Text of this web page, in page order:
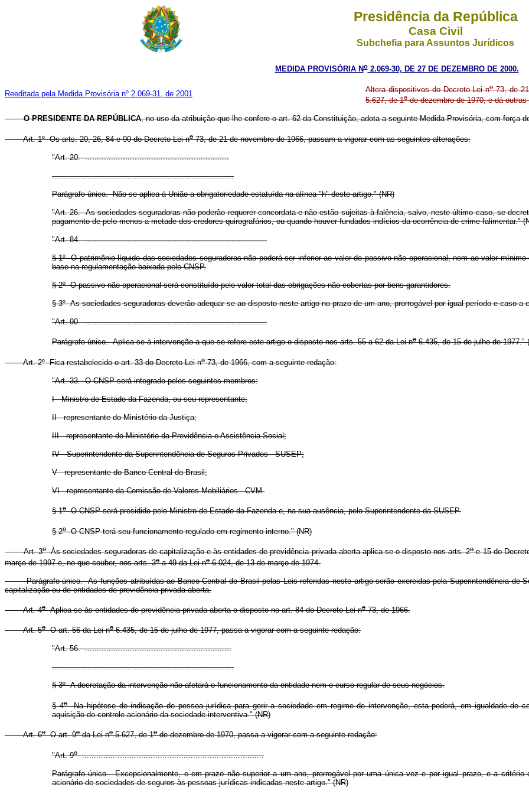
Presidência da República
Casa Civil
Subchefia para Assuntos Jurídicos
MEDIDA PROVISÓRIA No2.069-30, DE 27 DE DEZEMBRO DE 2000.
Reeditada pela Medida Provisória nº 2.069-31, de 2001
Altera dispositivos do Decreto-Lei no73, de 21
5.627, de 1ode dezembro de 1970, e dá outras
O PRESIDENTE DA REPÚBLICA, no uso da atribuição que lhe confere o art. 62 da Constituição, adota a seguinte Medida Provisória, com força
Art. 1ºOs arts. 20, 26, 84 e 90 do Decreto-Lei no73, de 21 de novembro de 1966, passam a vigorar com as seguintes alterações:
"Art. 20. .............................................................
.............................................................................
Parágrafo único. Não se aplica à União a obrigatoriedade estatuída na alínea "h" deste artigo." (NR)
"Art. 26. As sociedades seguradoras não poderão requerer concordata e não estão sujeitas à falência, salvo, neste último caso, se
pagamento de pelo menos a metade dos credores quirografários, ou quando houver fundados indícios da ocorrência de crime falimentar."
"Art. 84. .............................................................................
§ 1ºO patrimônio líquido das sociedades seguradoras não poderá ser inferior ao valor do passivo não operacional, nem ao valor
base na regulamentação baixada pelo CNSP.
§ 2ºO passivo não operacional será constituído pelo valor total das obrigações não cobertas por bens garantidores.
§ 3ºAs sociedades seguradoras deverão adequar-se ao disposto neste artigo no prazo de um ano, prorrogável por igual período e caso a
"Art. 90. .............................................................................
Parágrafo único. Aplica-se à intervenção a que se refere este artigo o disposto nos arts. 55 a 62 da Lei no6.435, de 15 de julho de 1977."
Art. 2ºFica restabelecido o art. 33 do Decreto-Lei no73, de 1966, com a seguinte redação:
"Art. 33. O CNSP será integrado pelos seguintes membros:
I - Ministro de Estado da Fazenda, ou seu representante;
II - representante do Ministério da Justiça;
III - representante do Ministério da Previdência e Assistência Social;
IV - Superintendente da Superintendência de Seguros Privados - SUSEP;
V - representante do Banco Central do Brasil;
VI - representante da Comissão de Valores Mobiliários - CVM.
§ 1oO CNSP será presidido pelo Ministro de Estado da Fazenda e, na sua ausência, pelo Superintendente da SUSEP.
§ 2oO CNSP terá seu funcionamento regulado em regimento interno." (NR)
Art. 3oÀs sociedades seguradoras de capitalização e às entidades de previdência privada aberta aplica-se o disposto nos arts. 2oe 15 do
março de 1997 e, no que couber, nos arts. 3oa 49 da Lei no6.024, de 13 de março de 1974.
Parágrafo único. As funções atribuídas ao Banco Central do Brasil pelas Leis referidas neste artigo serão exercidas pela Superintendência de
capitalização ou de entidades de previdência privada aberta.
Art. 4oAplica-se às entidades de previdência privada aberta o disposto no art. 84 do Decreto-Lei no73, de 1966.
Art. 5oO art. 56 da Lei no6.435, de 15 de julho de 1977, passa a vigorar com a seguinte redação:
"Art. 56. ..............................................................
.............................................................................
§ 3ºA decretação da intervenção não afetará o funcionamento da entidade nem o curso regular de seus negócios.
§ 4oNa hipótese de indicação de pessoa jurídica para gerir a sociedade em regime de intervenção, esta poderá, em igualdade de
aquisição do controle acionário da sociedade interventiva." (NR)
Art. 6oO art. 9oda Lei no5.627, de 1ode dezembro de 1970, passa a vigorar com a seguinte redação:
"Art. 9o.............................................................................
Parágrafo único. Excepcionalmente, e em prazo não superior a um ano, prorrogável por uma única vez e por igual prazo, e a critério
acionário de sociedades de seguros às pessoas jurídicas indicadas neste artigo." (NR)